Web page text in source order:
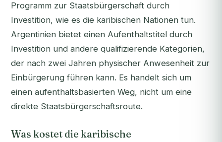
Programm zur Staatsbürgerschaft durch
Investition, wie es die karibischen Nationen tun.
Argentinien bietet einen Aufenthaltstitel durch
Investition und andere qualifizierende Kategorien,
der nach zwei Jahren physischer Anwesenheit zur
Einbürgerung führen kann. Es handelt sich um
einen aufenthaltsbasierten Weg, nicht um eine
direkte Staatsbürgerschaftsroute.
Was kostet die karibische